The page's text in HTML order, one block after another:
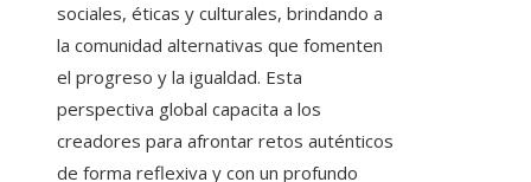
sociales, éticas y culturales, brindando a
la comunidad alternativas que fomenten
el progreso y la igualdad. Esta
perspectiva global capacita a los
creadores para afrontar retos auténticos
de forma reflexiva y con un profundo